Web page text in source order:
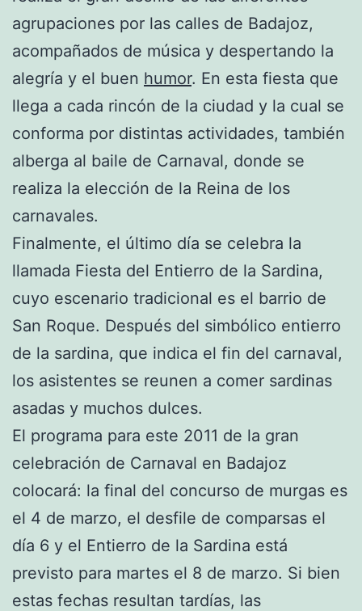
agrupaciones por las calles de Badajoz,
acompañados de música y despertando la
alegría y el buen humor. En esta fiesta que
llega a cada rincón de la ciudad y la cual se
conforma por distintas actividades, también
alberga al baile de Carnaval, donde se
realiza la elección de la Reina de los
carnavales.
Finalmente, el último día se celebra la
llamada Fiesta del Entierro de la Sardina,
cuyo escenario tradicional es el barrio de
San Roque. Después del simbólico entierro
de la sardina, que indica el fin del carnaval,
los asistentes se reunen a comer sardinas
asadas y muchos dulces.
El programa para este 2011 de la gran
celebración de Carnaval en Badajoz
colocará: la final del concurso de murgas es
el 4 de marzo, el desfile de comparsas el
día 6 y el Entierro de la Sardina está
previsto para martes el 8 de marzo. Si bien
estas fechas resultan tardías, las